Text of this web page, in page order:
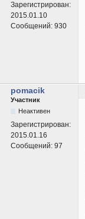
Зарегистрирован:
2015.01.10
Сообщений: 930
pomacik
Участник
Неактивен
Зарегистрирован:
2015.01.16
Сообщений: 97